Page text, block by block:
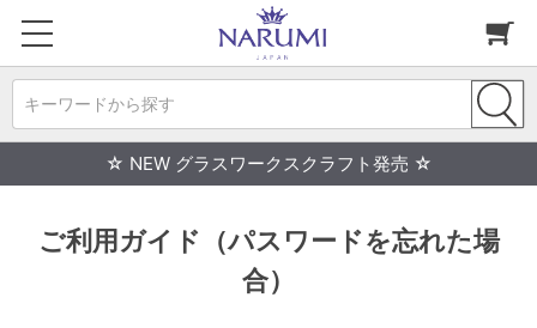
キーワードから探す
☆ NEW グラスワークスクラフト発売 ☆
ご利用ガイド（パスワードを忘れた場
合）